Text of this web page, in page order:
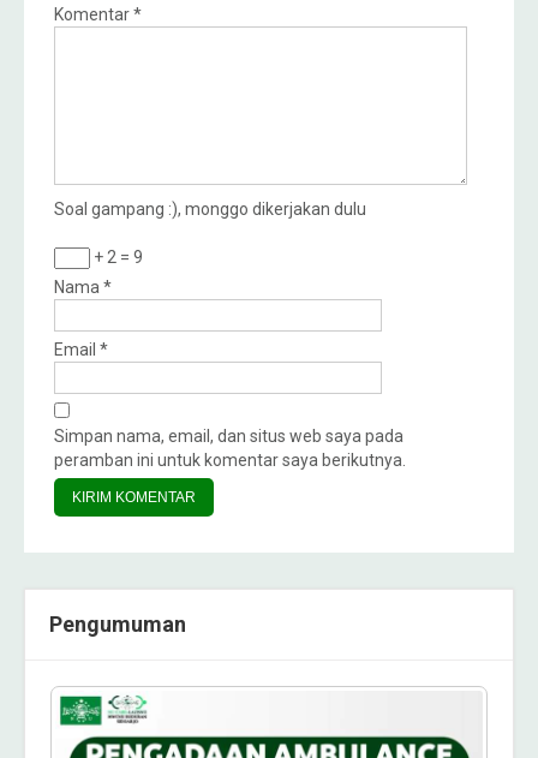
Komentar*
Soal gampang :), monggo dikerjakan dulu
+ 2 = 9
Nama *
Email *
Simpan nama, email, dan situs web saya pada
peramban ini untuk komentar saya berikutnya.
Pengumuman